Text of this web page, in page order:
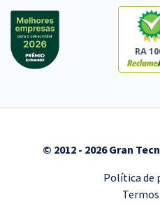
RA
© 2012 - 2026 Gran
Política de